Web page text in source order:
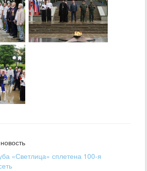
«Светлица» сплетена 100-я